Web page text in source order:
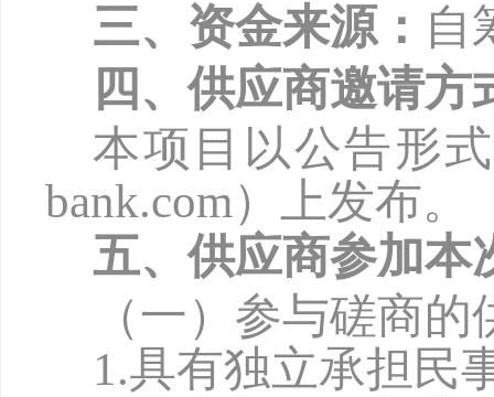
三、资金来源： 自
四、供应商邀请方
本项目以公告形
bank.com）上发布。
五、供应商参加本
（一）参与磋商
1.具有独立承担民